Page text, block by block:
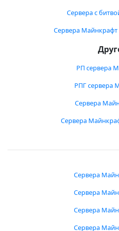
Сервера с
Сервера Майнкрафт
РП сервера
РПГ сервера
Сервера
Сервера
Сервера
Сервера
Сервера
Сервера